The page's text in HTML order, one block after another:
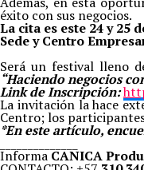
éxito con sus negocios.
La cita es este 24 y 25
Sede y Centro
Será un festival lleno
“Haciendo negocios
Link de Inscripción:
La invitación la hace
Centro; los
*En este artículo,
InformaCANICA